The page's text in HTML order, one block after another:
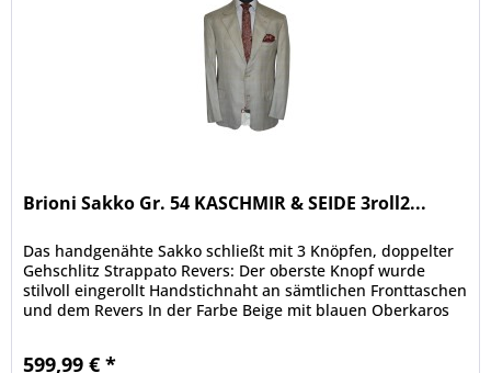
Brioni Sakko Gr. 54 KASCHMIR & SEIDE 3roll2...
Das handgenähte Sakko schließt mit 3 Knöpfen, doppelter
Gehschlitz Strappato Revers: Der oberste Knopf wurde
stilvoll eingerollt Handstichnaht an sämtlichen Fronttaschen
und dem Revers In der Farbe Beige mit blauen Oberkaros
599,99 € *